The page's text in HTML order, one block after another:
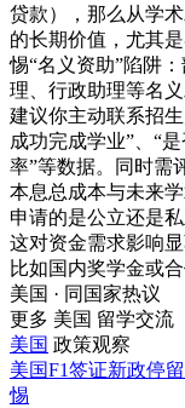
贷款），那么从学
的长期价值，尤其
惕“名义资助”陷阱
理、行政助理等名
建议你主动联系招
成功完成学业”、“
率”等数据。同时
本息总成本与未来
申请的是公立还是
这对资金需求影响
比如国内奖学金或
美国 · 同国家热议
更多 美国 留学交流
美国 政策观察
美国F1签证新政停
惕